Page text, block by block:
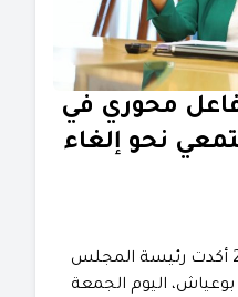
محوري في
نحو إلغاء
الرباط – الجمعة 15 ماي 2026 أكدت رئيسة المجلس
اليوم الجمعة